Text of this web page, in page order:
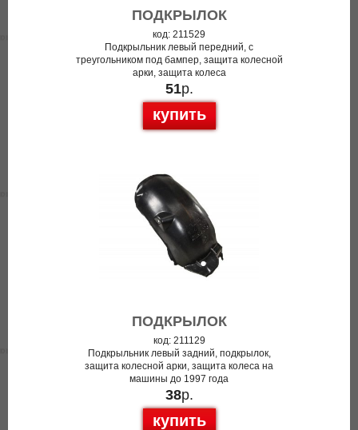
ПОДКРЫЛОК
код: 211529
Подкрыльник левый передний, с
треугольником под бампер, защита колесной
арки, защита колеса
51р.
купить
ПОДКРЫЛОК
код: 211129
Подкрыльник левый задний, подкрылок,
защита колесной арки, защита колеса на
машины до 1997 года
38р.
купить